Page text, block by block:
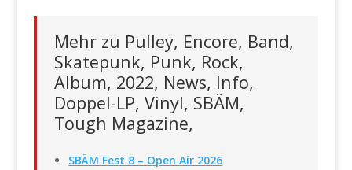
Mehr zu Pulley, Encore, Band,
Skatepunk, Punk, Rock,
Album, 2022, News, Info,
Doppel-LP, Vinyl, SBÄM,
Tough Magazine,
SBÄM Fest 8 – Open Air 2026